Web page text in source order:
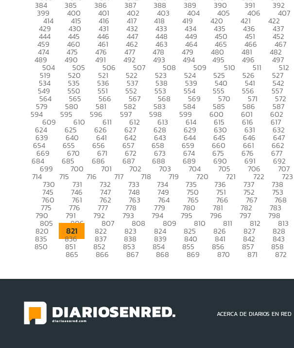
384 385 386 387 388 389 390 391 392
399 400 401 402 403 404 405 406 407
414 415 416 417 418 419 420 421 422
429 430 431 432 433 434 435 436 437
444 445 446 447 448 449 450 451 452
459 460 461 462 463 464 465 466 467
474 475 476 477 478 479 480 481 482
489 490 491 492 493 494 495 496 497
504 505 506 507 508 509 510 511 512
519 520 521 522 523 524 525 526 527
534 535 536 537 538 539 540 541 542
549 550 551 552 553 554 555 556 557
564 565 566 567 568 569 570 571 572
579 580 581 582 583 584 585 586 587
594 595 596 597 598 599 600 601 602
609 610 611 612 613 614 615 616 617
624 625 626 627 628 629 630 631 632
639 640 641 642 643 644 645 646 647
654 655 656 657 658 659 660 661 662
669 670 671 672 673 674 675 676 677
684 685 686 687 688 689 690 691 692
699 700 701 702 703 704 705 706 707
714 715 716 717 718 719 720 721 722 723
730 731 732 733 734 735 736 737 738
745 746 747 748 749 750 751 752 753
760 761 762 763 764 765 766 767 768
775 776 777 778 779 780 781 782 783
790 791 792 793 794 795 796 797 798
805 806 807 808 809 810 811 812 813
820 821 822 823 824 825 826 827 828
835 836 837 838 839 840 841 842 843
850 851 852 853 854 855 856 857 858
865 866 867 868 869 870 871 872
ACERCA DE DIARIOS EN RED